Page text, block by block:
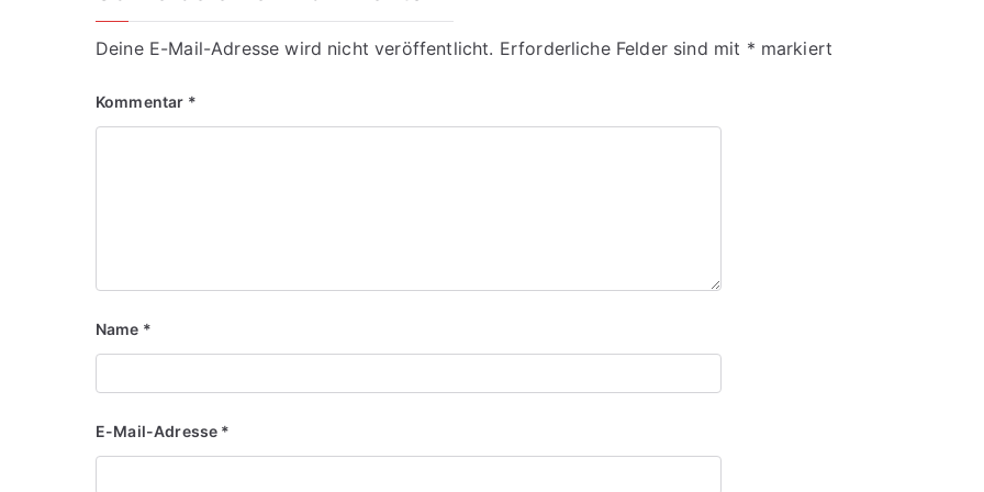
Deine E-Mail-Adresse wird nicht veröffentlicht. Erforderliche Felder sind mit * markiert
Kommentar *
Name *
E-Mail-Adresse *